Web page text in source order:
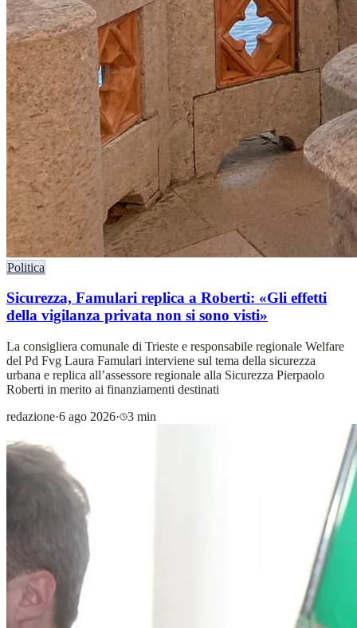
Politica
Sicurezza, Famulari replica a Roberti: «Gli effetti
della vigilanza privata non si sono visti»
La consigliera comunale di Trieste e responsabile regionale Welfare
del Pd Fvg Laura Famulari interviene sul tema della sicurezza
urbana e replica all’assessore regionale alla Sicurezza Pierpaolo
Roberti in merito ai finanziamenti destinati
redazione·6 ago 2026· 3 min